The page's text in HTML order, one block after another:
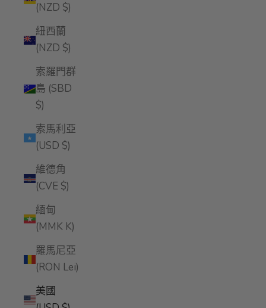
(NZD $)
紐西蘭
(NZD $)
索羅門群
島 (SBD
$)
索馬利亞
(USD $)
維德角
(CVE $)
緬甸
(MMK K)
羅馬尼亞
(RON Lei)
美國